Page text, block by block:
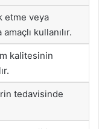
etme veya
kullanılır.
kalitesinin
tedavisinde